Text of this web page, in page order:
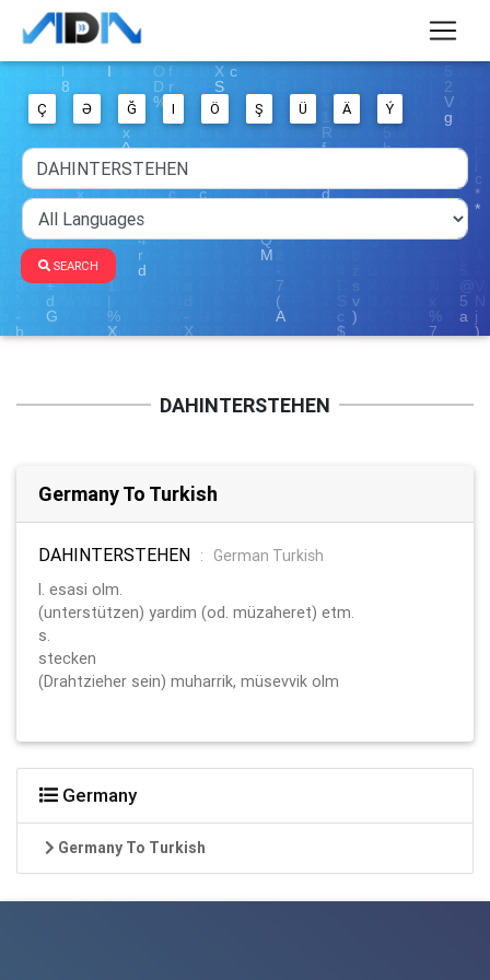
Ç Ə Ğ I Ö Ş Ü Ä Ý
SEARCH
DAHINTERSTEHEN
Germany To Turkish
DAHINTERSTEHEN :
German Turkish
l. esasi olm.
(unterstützen) yardim (od. müzaheret) etm.
s.
stecken
(Drahtzieher sein) muharrik, müsevvik olm
Germany
Germany To Turkish